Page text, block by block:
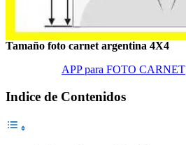
Tamaño foto carnet argentina 4X4
APP para FOTO CARNET
Indice de Contenidos